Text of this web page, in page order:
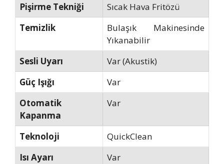
Pişirme Tekniği
Sıcak Hava Fritözü
Temizlik
Bulaşık Makinesinde
Yıkanabilir
Sesli Uyarı
Var (Akustik)
Güç Işığı
Var
Otomatik
Kapanma
Var
Teknoloji
QuickClean
Isı Ayarı
Var